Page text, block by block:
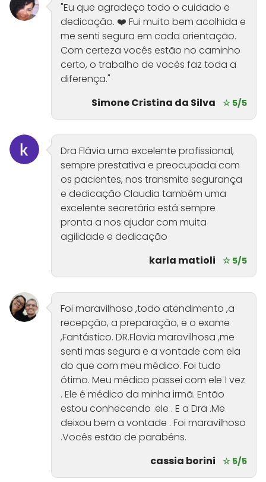
"Eu que agradeço todo o cuidado e
dedicação. ❤️ Fui muito bem acolhida e
me senti segura em cada orientação.
Com certeza vocês estão no caminho
certo, o trabalho de vocês faz toda a
diferença."
Simone Cristina da Silva
☆ 5/5
Dra Flávia uma excelente profissional,
sempre prestativa e preocupada com
os pacientes, nos transmite segurança
e dedicação Claudia também uma
excelente secretária está sempre
pronta a nos ajudar com muita
agilidade e dedicação
karla matioli
☆ 5/5
Foi maravilhoso ,todo atendimento ,a
recepção, a preparação, e o exame
,Fantástico. DR.Flavia maravilhosa ,me
senti mas segura e a vontade com ela
do que com meu médico. Foi tudo
ótimo. Meu médico passei com ele 1 vez
. Ele é médico da minha irmã. Então
estou conhecendo .ele . E a Dra .Me
deixou bem a vontade . Foi maravilhoso
.Vocês estão de parabéns.
cassia borini
☆ 5/5